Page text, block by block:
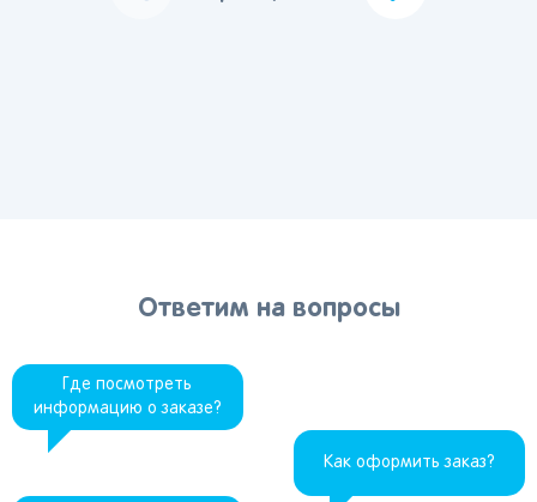
Ответим на вопросы
Где посмотреть
информацию о заказе?
Как оформить заказ?